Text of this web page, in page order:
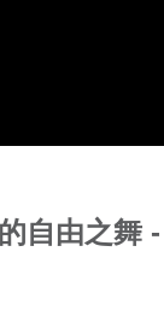
自由之舞